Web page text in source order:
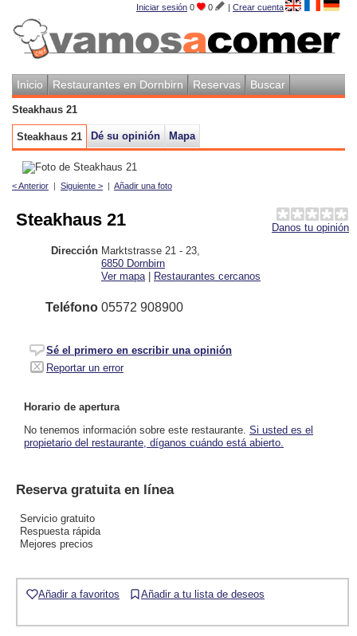
Iniciar sesión 0 0 | Crear cuenta
Inicio Restaurantes en Dornbirn Reservas Buscar
Steakhaus 21
Steakhaus 21 Dé su opinión Mapa
< Anterior | Siguiente > | Añadir una foto
Danos tu opinión
Steakhaus 21
Dirección Marktstrasse 21 - 23
6850 Dornbirn
Ver mapa | Restaurantes cercanos
Teléfono 05572 908900
Sé el primero en escribir una opinión
Reportar un error
Horario de apertura
No tenemos información sobre este restaurante. Si usted es el
propietario del restaurante, díganos cuándo está abierto.
Reserva gratuita en línea
Servicio gratuito
Respuesta rápida
Mejores precios
Añadir a favoritos Añadir a tu lista de deseos